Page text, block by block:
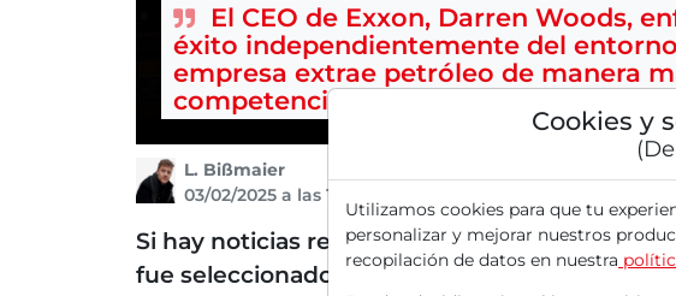
El CEO de Exxon, Darren Woods,
éxito independientemente del
empresa extrae petróleo de manera
competencia.
L. Bißmaier
03/02/2025 a las 14 h
Si hay noticias relevantes sobre mis favoritos
fue seleccionado como uno de mis picks de
Cookies y
Utilizamos cookies para que tu
personalizar y mejorar nuestros
recopilación de datos en nuestra